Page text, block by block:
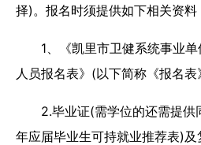
择)。报名时须提供如下相关资料
1、《凯里市卫健系统事业
人员报名表》(以下简称《报名
2.毕业证(需学位的还需提
年应届毕业生可持就业推荐表)及